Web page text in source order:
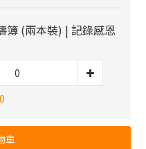
簿 (兩本裝) | 記錄感恩
車